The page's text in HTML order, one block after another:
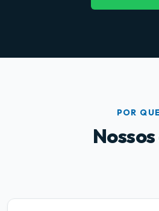
POR